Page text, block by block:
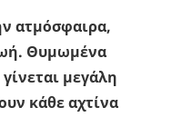
ατμόσφαιρα,
Θυμωμένα
μεγάλη
κάθε αχτίνα